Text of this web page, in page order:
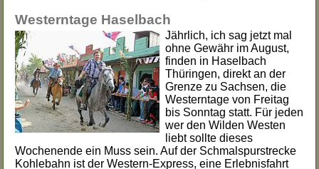
Westerntage Haselbach
Jährlich, ich sag jetzt mal
ohne Gewähr im August,
finden in Haselbach
Thüringen, direkt an der
Grenze zu Sachsen, die
Westerntage von Freitag
bis Sonntag statt. Für jeden
wer den Wilden Westen
liebt sollte dieses
Wochenende ein Muss sein. Auf der Schmalspurstrecke
Kohlebahn ist der Western-Express, eine Erlebnisfahrt